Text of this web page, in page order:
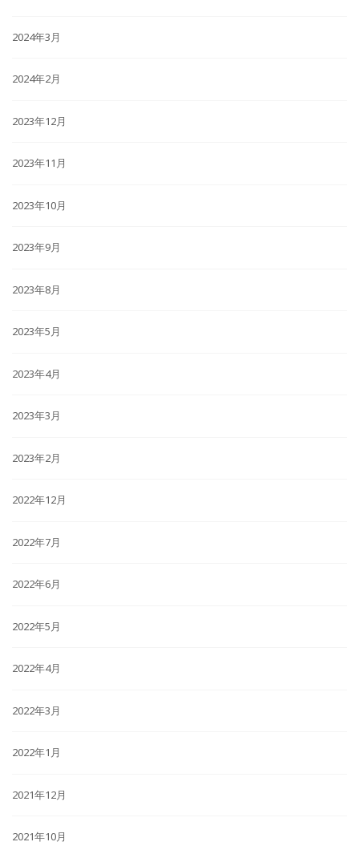
2024年3月
2024年2月
2023年12月
2023年11月
2023年10月
2023年9月
2023年8月
2023年5月
2023年4月
2023年3月
2023年2月
2022年12月
2022年7月
2022年6月
2022年5月
2022年4月
2022年3月
2022年1月
2021年12月
2021年10月